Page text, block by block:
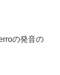
の発音の